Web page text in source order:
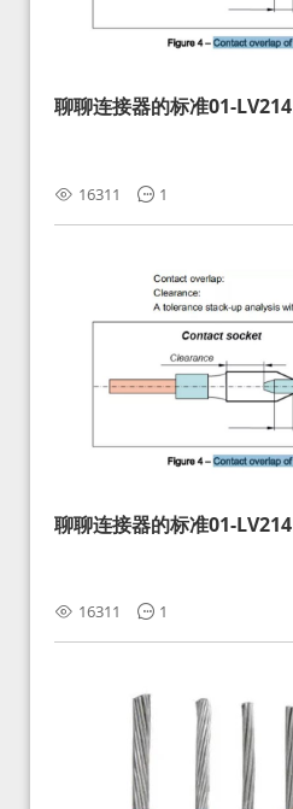
聊聊连接器的标准01-LV214
16311 1
聊聊连接器的标准01-LV214
16311 1